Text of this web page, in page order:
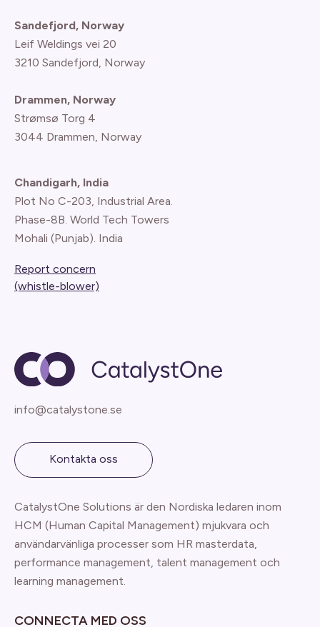
Sandefjord, Norway
Leif Weldings vei 20
3210 Sandefjord, Norway
Drammen, Norway
Strømsø Torg 4
3044 Drammen, Norway
Chandigarh, India
Plot No C-203, Industrial Area.
Phase-8B. World Tech Towers
Mohali (Punjab). India
Report concern
(whistle-blower)
info@catalystone.se
Kontakta oss
CatalystOne Solutions är den Nordiska ledaren inom
HCM (Human Capital Management) mjukvara och
användarvänliga processer som HR masterdata,
performance management, talent management och
learning management.
CONNECTA MED OSS